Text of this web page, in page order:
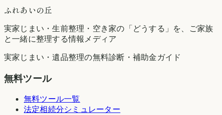
ふれあいの丘
実家じまい・生前整理・空き家の「どうする」を、ご家族
と一緒に整理する情報メディア
実家じまい・遺品整理の無料診断・補助金ガイド
無料ツール
無料ツール一覧
法定相続分シミュレーター